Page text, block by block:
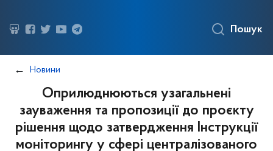
Пошук
Новини
Оприлюднюються узагальнені
зауваження та пропозиції до проєкту
рішення щодо затвердження Інструкції
моніторингу у сфері централізованого